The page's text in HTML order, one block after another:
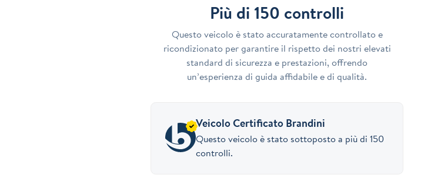
Più di 150 controlli
Questo veicolo è stato accuratamente controllato e
ricondizionato per garantire il rispetto dei nostri elevati
standard di sicurezza e prestazioni, offrendo
un’esperienza di guida affidabile e di qualità.
Veicolo Certificato Brandini
Questo veicolo è stato sottoposto a più di 150
controlli.